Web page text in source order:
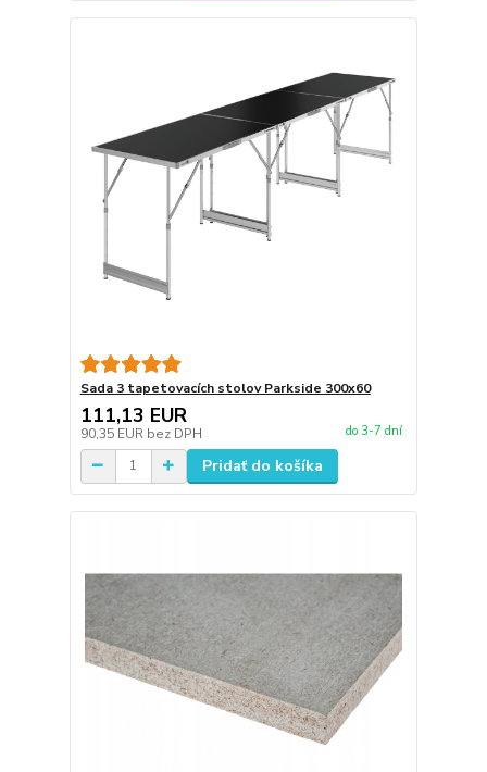
Sada 3 tapetovacích stolov Parkside 300x60
111,13 EUR
90,35 EUR bez DPH do 3-7 dní
Pridať do košíka